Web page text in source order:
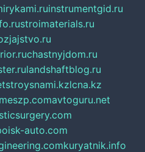
instrumentgid.ru
stroimaterials.ru
chastnyjdom.ru
landshaftblog.ru
stroysnami.kzlcna.kz
avtoguru.net
auto.com
kuryatnik.info